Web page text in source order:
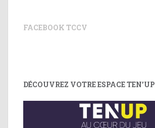
FACEBOOK TCCV
DÉCOUVREZ VOTRE ESPACE TEN’UP